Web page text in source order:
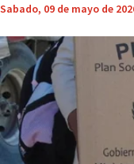
Sabado, 09 de mayo de